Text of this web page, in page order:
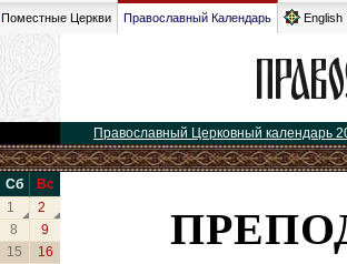
Поместные Церкви Православный Календарь English
Православный Церковный календарь
Сб
Вс
1
2
8
9
15
16